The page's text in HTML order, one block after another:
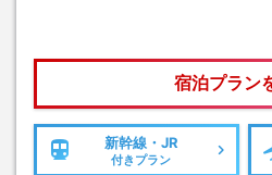
宿泊プラン
新幹線・JR
付きプラン